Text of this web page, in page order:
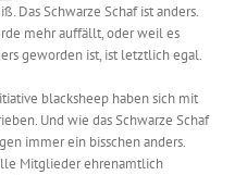
Das Schwarze Schaf ist anders.
mehr auffällt, oder weil es
geworden ist, ist letztlich egal.
blacksheep haben sich mit
Und wie das Schwarze Schaf
immer ein bisschen anders.
Mitglieder ehrenamtlich